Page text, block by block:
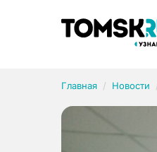
Главная Новости
Рубрики